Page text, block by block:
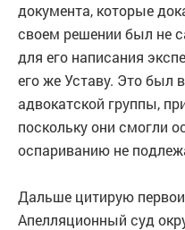
документа, которые
своем решении был не
для его написания
его же Уставу. Это был
адвокатской группы,
поскольку они смогли
оспариванию не
Дальше цитирую
Апелляционный суд